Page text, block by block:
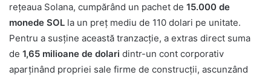
rețeaua Solana, cumpărând un pachet de 15.000 de
monede SOL la un preț mediu de 110 dolari pe unitate.
Pentru a susține această tranzacție, a extras direct suma
de 1,65 milioane de dolari dintr-un cont corporativ
aparținând propriei sale firme de construcții, ascunzând